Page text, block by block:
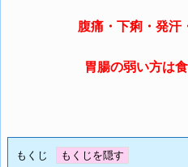
腹痛・下痢・発汗
胃腸の弱い方は
もくじ